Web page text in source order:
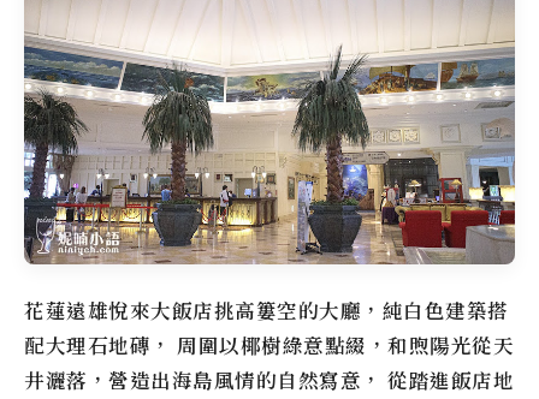
花蓮遠雄悅來大飯店挑高簍空的大廳，純白色建築搭
配大理石地磚， 周圍以椰樹綠意點綴，和煦陽光從天
井灑落，營造出海島風情的自然寫意， 從踏進飯店地